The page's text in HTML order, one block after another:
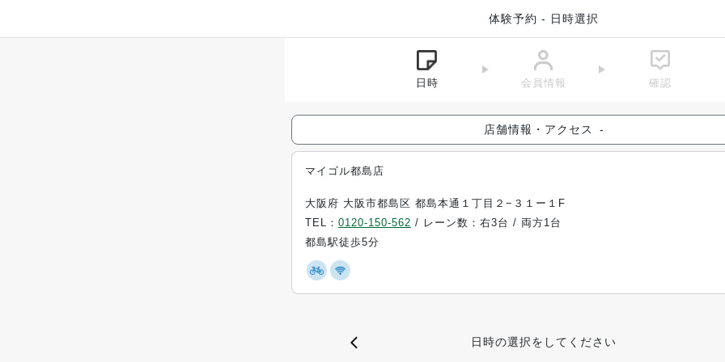
体験予約 - 日時選択
日時 会員情報 確認
店舗情報・アクセス -
マイゴル都島店
大阪府 大阪市都島区 都島本通１丁目２−３１ー１F
TEL： 0120-150-562 / レーン数：右3台 / 両方1台
都島駅徒歩5分
日時の選択をしてください